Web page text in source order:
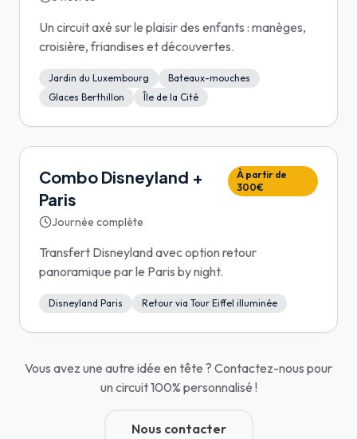
Un circuit axé sur le plaisir des enfants : manèges,
croisière, friandises et découvertes.
Jardin du Luxembourg
Bateaux-mouches
Glaces Berthillon
Île de la Cité
Combo Disneyland +
Paris
Journée complète
À partir de
300€
Transfert Disneyland avec option retour
panoramique par le Paris by night.
Disneyland Paris Retour via Tour Eiffel illuminée
Vous avez une autre idée en tête ? Contactez-nous pour
un circuit 100% personnalisé !
Nous contacter